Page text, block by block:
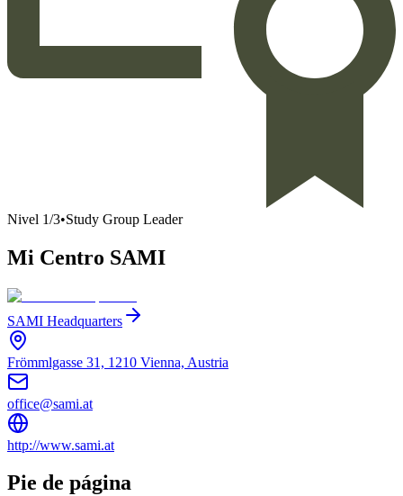
Nivel 1/3•Study Group Leader
Mi Centro SAMI
SAMI Headquarters
Frömmlgasse 31, 1210 Vienna, Austria
office@sami.at
http://www.sami.at
Pie de página